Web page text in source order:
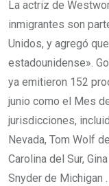
La actriz de
inmigrantes son
Unidos, y agregó
estadounidense».
ya emitieron 152
junio como el Mes
jurisdicciones,
Nevada, Tom Wolf
Carolina del Sur,
Snyder de Michigan .